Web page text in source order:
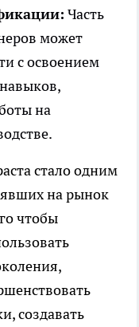
Часть
может
с освоением
на
стало одним
на рынок
чтобы
создавать